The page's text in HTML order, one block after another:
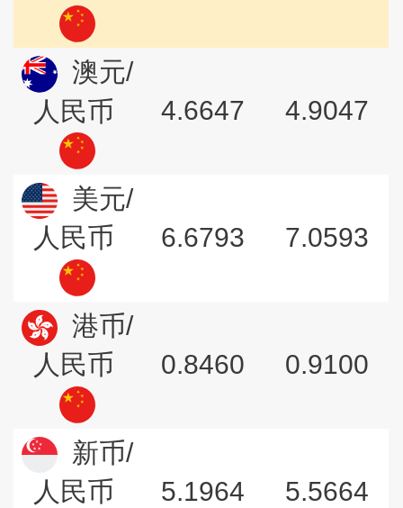
澳元/
人民币
4.6647 4.9047
美元/
人民币
6.6793 7.0593
港币/
人民币
0.8460 0.9100
新币/
人民币
5.1964 5.5664